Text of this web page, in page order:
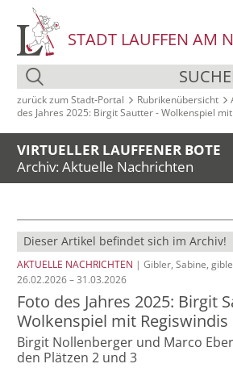
STADT LAUFFEN AM
zurück zum Stadt‑Portal Rubrikenübersicht
des Jahres 2025: Birgit Sautter - Wolkenspiel
VIRTUELLER LAUFFENER BOTE
Archiv: Aktuelle Nachrichten
Dieser Artikel befindet sich im Archiv!
AKTUELLE NACHRICHTEN | Gibler, Sabine,
26.02.2026 – 31.03.2026
Foto des Jahres 2025: Birgit
Wolkenspiel mit Regiswindis
Birgit Nollenberger und Marco
den Plätzen 2 und 3